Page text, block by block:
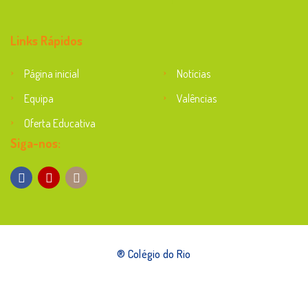
Links Rápidos
Página inicial
Notícias
Equipa
Valências
Oferta Educativa
Siga-nos:
® Colégio do Rio